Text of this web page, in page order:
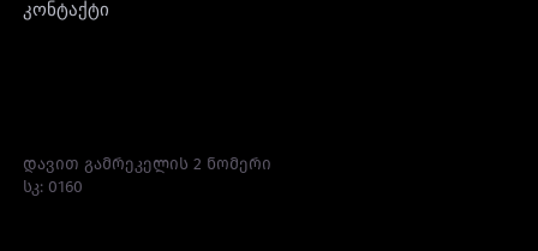
კონტაქტი
დავით გამრეკელის 2 ნომერი
სკ: 0160